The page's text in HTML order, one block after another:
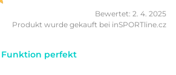
Bewertet: 2. 4. 2025
Produkt wurde gekauft bei inSPORTline.cz
Funktion perfekt